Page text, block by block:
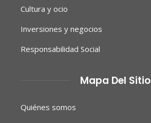
Cultura y ocio
Inversiones y negocios
Responsabilidad Social
Mapa Del Sitio
Quiénes somos